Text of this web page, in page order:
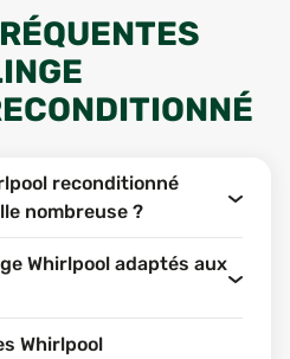
reconditionné
nombreuse ?
Whirlpool adaptés aux
Whirlpool